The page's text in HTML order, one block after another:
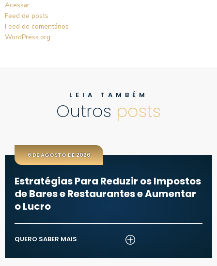
Acessar
Feed de posts
Feed de comentários
WordPress.org
LEIA TAMBÉM
Outros posts
6 DE AGOSTO DE 2026
Estratégias Para Reduzir os Impostos
de Bares e Restaurantes e Aumentar
o Lucro
QUERO SABER MAIS